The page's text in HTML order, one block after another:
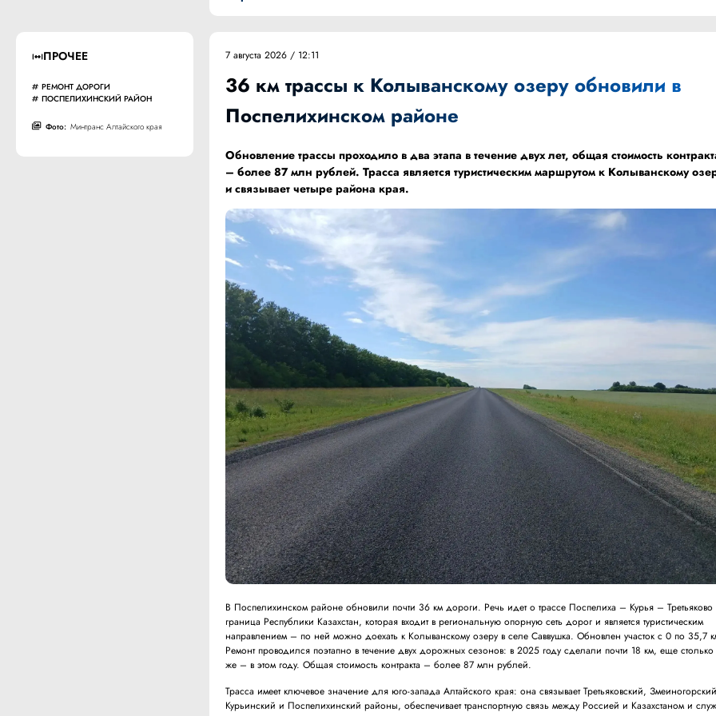
ПРОЧЕЕ
РЕМОНТ ДОРОГИ
ПОСПЕЛИХИНСКИЙ РАЙОН
Фото: Минтранс Алтайского края
7 августа 2026 / 12:11
36 км трассы к Колыванскому озеру обновили в
Поспелихинском районе
Обновление трассы проходило в два этапа в течение двух лет, общая стоимость
– более 87 млн рублей. Трасса является туристическим маршрутом к Колыванскому
и связывает четыре района края.
В Поспелихинском районе обновили почти 36 км дороги. Речь идет о трассе Поспелиха – Курья –
граница Республики Казахстан, которая входит в региональную опорную сеть дорог и является туристическим
направлением – по ней можно доехать к Колыванскому озеру в селе Саввушка. Обновлен участок с 0 по 35,7
Ремонт проводился поэтапно в течение двух дорожных сезонов: в 2025 году сделали почти 18 км, еще столько
же – в этом году. Общая стоимость контракта – более 87 млн рублей.
Трасса имеет ключевое значение для юго-запада Алтайского края: она связывает Третьяковский,
Курьинский и Поспелихинский районы, обеспечивает транспортную связь между Россией и Казахстаном и